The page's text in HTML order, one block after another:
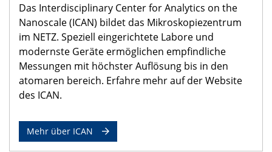
Das Interdisciplinary Center for Analytics on the
Nanoscale (ICAN) bildet das Mikroskopiezentrum
im NETZ. Speziell eingerichtete Labore und
modernste Geräte ermöglichen empfindliche
Messungen mit höchster Auflösung bis in den
atomaren bereich. Erfahre mehr auf der Website
des ICAN.
Mehr über ICAN